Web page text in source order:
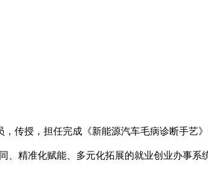
，传授，担任完成《新能源汽车毛病诊断手艺
精准化赋能、多元化拓展的就业创业办事系